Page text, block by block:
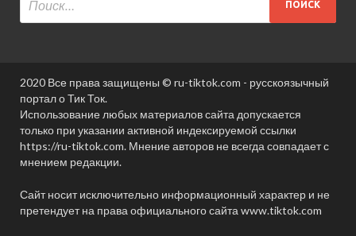
2020 Все права защищены © ru-tiktok.com - русскоязычный
портал о Тик Ток.
Использование любых материалов сайта допускается
только при указании активной индексируемой ссылки
https://ru-tiktok.com. Мнение авторов не всегда совпадает с
мнением редакции.
Сайт носит исключительно информационный характер и не
претендует на права официального сайта www.tiktok.com